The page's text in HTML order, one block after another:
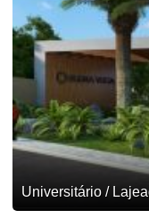
Universitário /